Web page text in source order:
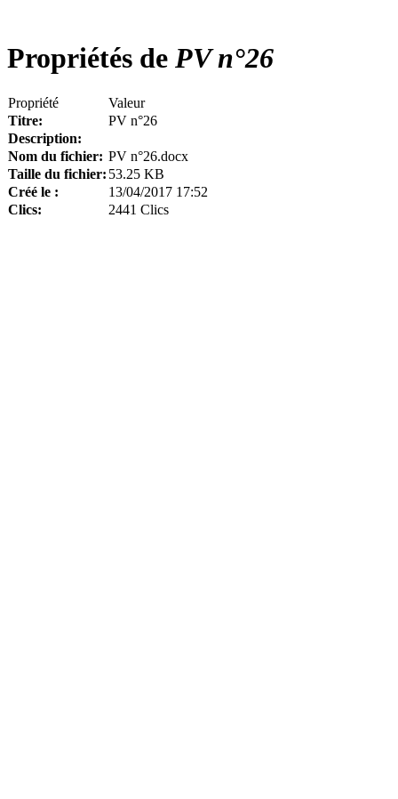
Propriétés de PV n°26
Propriété
Valeur
Titre:
PV n°26
Description:
Nom du fichier: PV n°26.docx
Taille du fichier: 53.25 KB
Créé le :
13/04/2017 17:52
Clics:
2441 Clics